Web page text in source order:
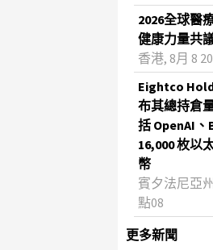
2026全球醫
健康力量共
香港, 8月 8
Eightco
布其總持倉
括 OpenAI
16,000 枚以
幣
賓夕法尼亞
點08
更多新聞